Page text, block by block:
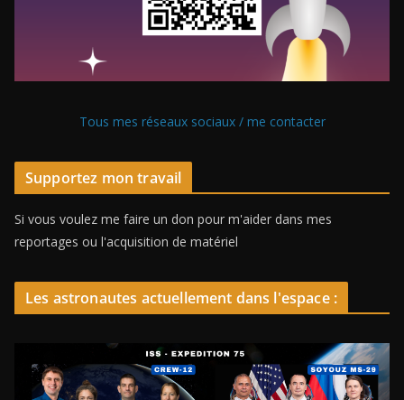
Tous mes réseaux sociaux / me contacter
Supportez mon travail
Si vous voulez me faire un don pour m'aider dans mes
reportages ou l'acquisition de matériel
Les astronautes actuellement dans l'espace :